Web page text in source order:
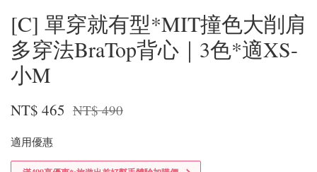
[C] 單穿就有型*MIT撞色大削肩
多穿法BraTop背心｜3色*適XS-
小M
NT$ 465 NT$ 490
適用優惠